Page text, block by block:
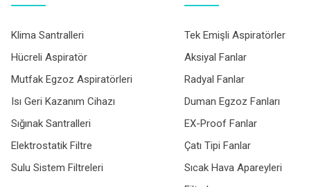
Klima Santralleri
Hücreli Aspiratör
Mutfak Egzoz Aspiratörleri
Isı Geri Kazanım Cihazı
Sığınak Santralleri
Elektrostatik Filtre
Sulu Sistem Filtreleri
Tek Emişli Aspiratörler
Aksiyal Fanlar
Radyal Fanlar
Duman Egzoz Fanları
EX-Proof Fanlar
Çatı Tipi Fanlar
Sıcak Hava Apareyleri